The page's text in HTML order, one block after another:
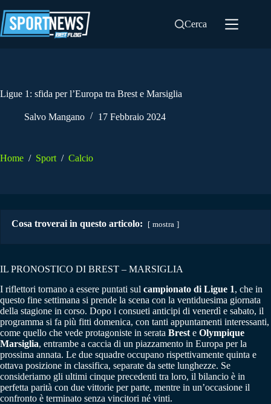
al
contenuto
Cerca
Ligue 1: sfida per l’Europa tra Brest e Marsiglia
Salvo Mangano 17 Febbraio 2024
Home / Sport / Calcio
Cosa troverai in questo articolo: mostra
IL PRONOSTICO DI BREST – MARSIGLIA
I riflettori tornano a essere puntati sul campionato di Ligue 1, che in
questo fine settimana si prende la scena con la ventiduesima giornata
della stagione in corso. Dopo i consueti anticipi di venerdì e sabato, il
programma si fa più fitti domenica, con tanti appuntamenti interessanti,
come quello che vede protagoniste in serata Brest e Olympique
Marsiglia, entrambe a caccia di un piazzamento in Europa per la
prossima annata. Le due squadre occupano rispettivamente quinta e
ottava posizione in classifica, separate da sette lunghezze. Se
consideriamo gli ultimi cinque precedenti tra loro, il bilancio è in
perfetta parità con due vittorie per parte, mentre in un’occasione il
confronto è terminato senza vincitori né vinti.